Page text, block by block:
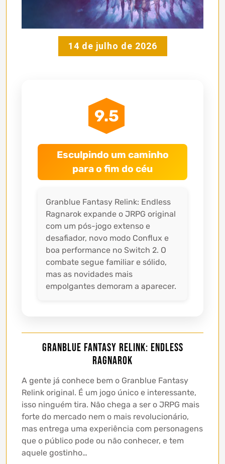
14 de julho de 2026
9.5
Esculpindo um caminho
para o fim do céu
Granblue Fantasy Relink: Endless
Ragnarok expande o JRPG original
com um pós-jogo extenso e
desafiador, novo modo Conflux e
boa performance no Switch 2. O
combate segue familiar e sólido,
mas as novidades mais
empolgantes demoram a aparecer.
Granblue Fantasy Relink: Endless
Ragnarok
A gente já conhece bem o Granblue Fantasy
Relink original. É um jogo único e interessante,
isso ninguém tira. Não chega a ser o JRPG mais
forte do mercado nem o mais revolucionário,
mas entrega uma experiência com personagens
que o público pode ou não conhecer, e tem
aquele gostinho…